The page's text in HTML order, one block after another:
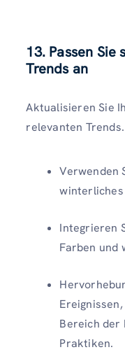
13. Passen
Trends an
Aktualisieren Sie
relevanten
Verwenden
winterliches
Integrieren
Farben und
Bereich der
Praktiken.